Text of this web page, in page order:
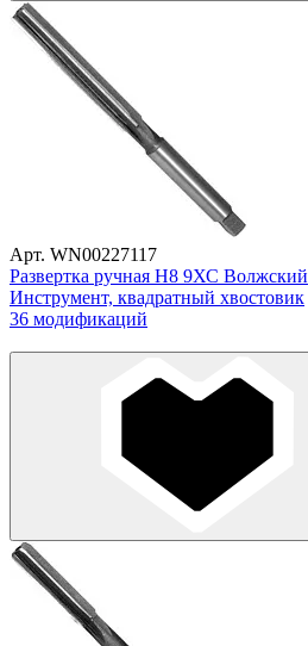
Арт. WN00227117
Развертка ручная Н8 9ХС Волжский
Инструмент, квадратный хвостовик
36 модификаций